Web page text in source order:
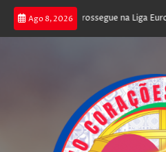
Ago 8, 2026
joga poker e prossegue na Liga Europa